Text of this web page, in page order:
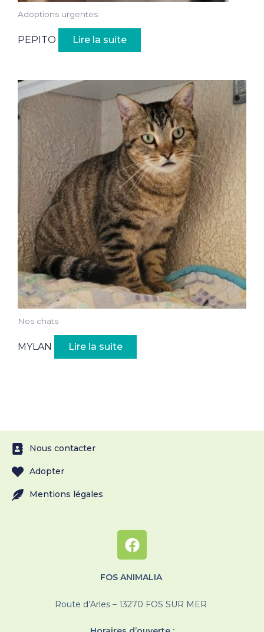
Adoptions urgentes
PEPITO Lire la suite
Nos chats
MYLAN Lire la suite
Nous contacter
Adopter
Mentions légales
FOS ANIMALIA
Route d’Arles – 13270 FOS SUR MER